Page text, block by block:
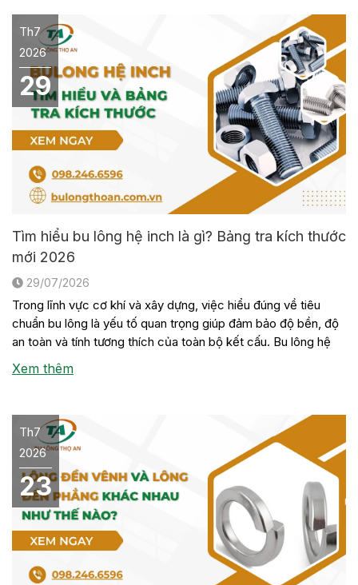
Th7
2026
29
Tìm hiểu bu lông hệ inch là gì? Bảng tra kích thước
mới 2026
29/07/2026
Trong lĩnh vực cơ khí và xây dựng, việc hiểu đúng về tiêu
chuẩn bu lông là yếu tố quan trọng giúp đảm bảo độ bền, độ
an toàn và tính tương thích của toàn bộ kết cấu. Bu lông hệ
inch là một trong những loại bu lông được sử dụng phổ biến
trong […]
Xem thêm
Th7
2026
23